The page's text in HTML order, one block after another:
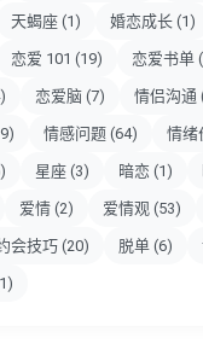
天蝎座 (1) 婚恋成长 (1)
恋爱 101 (19) 恋爱书单
恋爱脑 (7) 情侣沟通
情感问题 (64) 情绪
星座 (3) 暗恋 (1)
爱情 (2) 爱情观 (53)
会技巧 (20) 脱单 (6)